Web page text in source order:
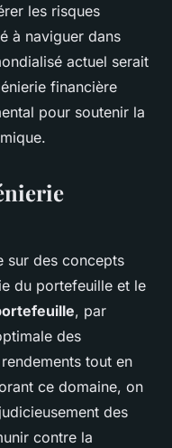
les risques
à naviguer dans
actuel serait
financière
pour soutenir la
sur des concepts
du portefeuille et le
, par
des
tout en
ce domaine, on
des
contre la